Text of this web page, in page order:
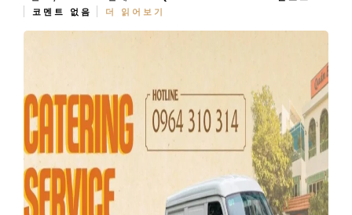
코멘트 없음
더 읽어보기